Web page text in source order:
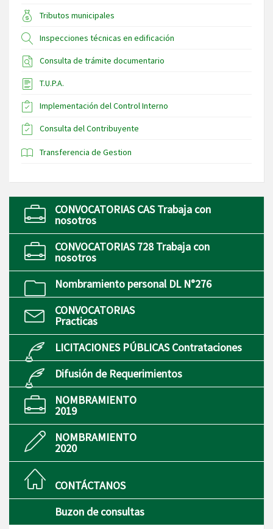
Tributos municipales
Inspecciones técnicas en edificación
Consulta de trámite documentario
T.U.P.A.
Implementación del Control Interno
Consulta del Contribuyente
Transferencia de Gestion
CONVOCATORIAS CAS Trabaja con
nosotros
CONVOCATORIAS 728 Trabaja con
nosotros
Nombramiento personal DL N°276
CONVOCATORIAS
Practicas
LICITACIONES PÚBLICAS Contrataciones
Difusión de Requerimientos
NOMBRAMIENTO
2019
NOMBRAMIENTO
2020
CONTÁCTANOS
Buzon de consultas